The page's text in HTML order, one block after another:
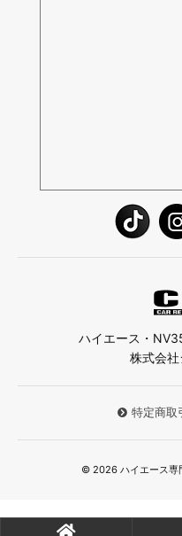
ハイエース・
株式会
特定商取
© 2026 ハイエース専